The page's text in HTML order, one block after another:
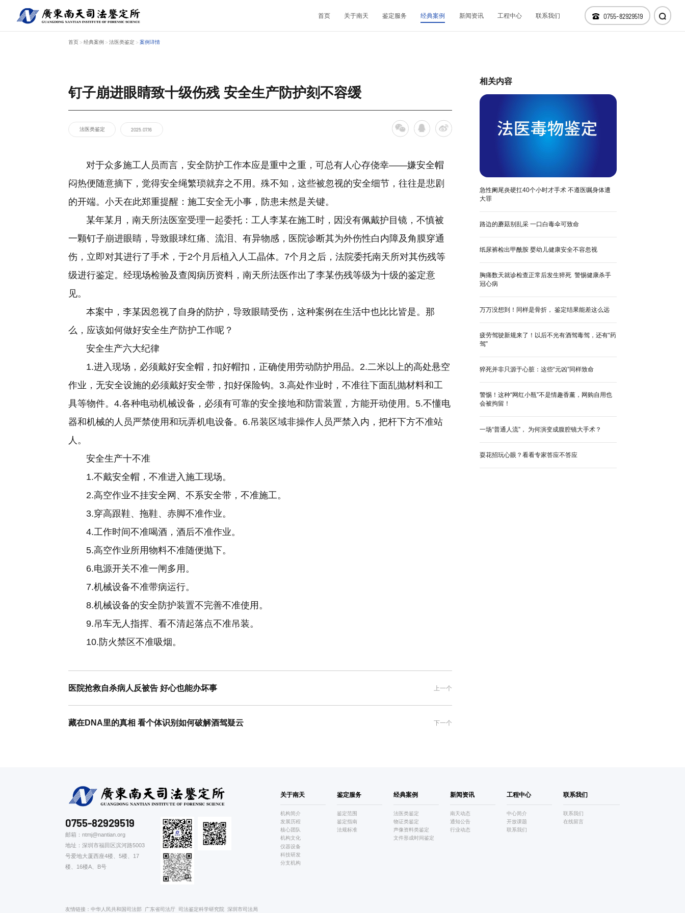
首页 关于南天 鉴定服务 经典案例 新闻资讯 工程中心 联系我们 0755-82929519
关于南天
核心团队
机构文化
鉴定服务
法规标准
经典案例
声像资料类鉴定
文件形成时间鉴定
新闻资讯
行业动态
工程中心
联系我们
首页 > 经典案例 > 法医类鉴定 > 案例详情
钉子崩进眼睛致十级伤残 安全生产防护刻不容缓
法医类鉴定 2025.07.16
对于众多施工人员而言，安全防护工作本应是重中之重，可总有人心存侥幸——嫌安全帽
闷热便随意摘下，觉得安全绳繁琐就弃之不用。殊不知，这些被忽视的安全细节，往往是悲剧
的开端。小天在此郑重提醒：施工安全无小事，防患未然是关键。
某年某月，南天所法医室受理一起委托：工人李某在施工时，因没有佩戴护目镜，不慎被
一颗钉子崩进眼睛，导致眼球红痛、流泪、有异物感，医院诊断其为外伤性白内障及角膜穿通
伤，立即对其进行了手术，于2个月后植入人工晶体。7个月之后，法院委托南天所对其伤残等
级进行鉴定。经现场检验及查阅病历资料，南天所法医作出了李某伤残等级为十级的鉴定意
见。
本案中，李某因忽视了自身的防护，导致眼睛受伤，这种案例在生活中也比比皆是。那
么，应该如何做好安全生产防护工作呢？
安全生产六大纪律
1.进入现场，必须戴好安全帽，扣好帽扣，正确使用劳动防护用品。2.二米以上的高处悬空
作业，无安全设施的必须戴好安全带，扣好保险钩。3.高处作业时，不准往下面乱抛材料和工
具等物件。4.各种电动机械设备，必须有可靠的安全接地和防雷装置，方能开动使用。5.不懂电
器和机械的人员严禁使用和玩弄机电设备。6.吊装区域非操作人员严禁入内，把杆下方不准站
人。
安全生产十不准
1.不戴安全帽，不准进入施工现场。
2.高空作业不挂安全网、不系安全带，不准施工。
3.穿高跟鞋、拖鞋、赤脚不准作业。
4.工作时间不准喝酒，酒后不准作业。
5.高空作业所用物料不准随便抛下。
6.电源开关不准一闸多用。
7.机械设备不准带病运行。
8.机械设备的安全防护装置不完善不准使用。
9.吊车无人指挥、看不清起落点不准吊装。
10.防火禁区不准吸烟。
医院抢救自杀病人反被告 好心也能办坏事 上一个
藏在DNA里的真相 看个体识别如何破解酒驾疑云 下一个
相关内容
急性阑尾炎硬扛40个小时才手术 不遵医嘱身体遭
大罪
路边的蘑菇别乱采 一口白毒伞可致命
纸尿裤检出甲酰胺 婴幼儿健康安全不容忽视
胸痛数天就诊检查正常后发生猝死 警惕健康杀手
冠心病
万万没想到！同样是骨折， 鉴定结果能差这么远
疲劳驾驶新规来了！以后不光有酒驾毒驾，还有“药
驾”
猝死并非只源于心脏：这些“元凶”同样致命
警惕！这种“网红小瓶”不是情趣香薰，网购自用也
会被拘留！
一场“普通人流”， 为何演变成腹腔镜大手术？
耍花招玩心眼？看看专家答应不答应
0755-82929519
邮箱：ntmj@nantian.org
地址：深圳市福田区滨河路5003
号爱地大厦西座4楼、5楼、17
楼、16楼A、B号
关于南天
机构简介
发展历程
核心团队
机构文化
仪器设备
科技研发
分支机构
鉴定服务
鉴定范围
鉴定指南
法规标准
经典案例
法医类鉴定
物证类鉴定
声像资料类鉴定
文件形成时间鉴定
新闻资讯
南天动态
通知公告
行业动态
工程中心
中心简介
开放课题
联系我们
联系我们
联系我们
在线留言
友情链接： 中华人民共和国司法部 广东省司法厅 司法鉴定科学研究院 深圳市司法局